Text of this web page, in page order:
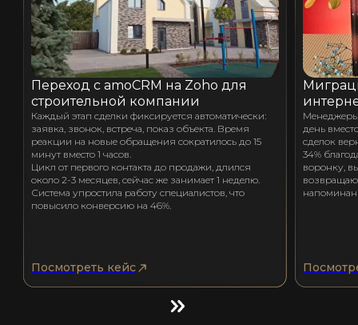
Менеджеры
день
сделок
34%
воронку,
Переход с amoCRM на Zoho для
строительной компании
Каждый этап сделки фиксируется автоматически:
заявка, звонок, встреча, показ объекта. Время
реакции на новые обращения сократилось до 15
минут вместо 1 часов.
Цикл от первого контакта до продажи, длился
около 2-3 месяцев, сейчас же занимает 1 неделю.
Система упростила работу специалистов, что
повысило конверсию на 46%.
Посмотреть кейс